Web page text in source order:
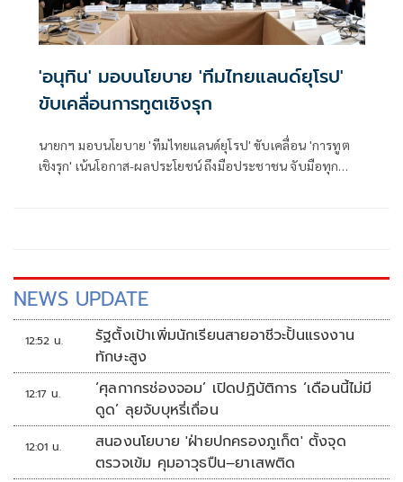
'อนุทิน' มอบนโยบาย 'ทีมไทยแลนด์ยุโรป'
ขับเคลื่อนการทูตเชิงรุก
นายกฯ มอบนโยบาย 'ทีมไทยแลนด์ยุโรป' ขับเคลื่อน 'การทูต
เชิงรุก' เน้นโอกาส-ผลประโยชน์ ถึงมือประชาชน จับมือทุก
NEWS UPDATE
12:52 น.
รัฐตั้งเป้าเพิ่มนักเรียนสายอาชีวะปั้นแรงงาน
ทักษะสูง
12:17 น.
‘ศุลกากรช่องจอม’ เปิดปฏิบัติการ ‘เดือนนี้ไม่มี
ดูด’ ลุยจับบุหรี่เถื่อน
12:01 น.
สนองนโยบาย 'ฝ่ายปกครองภูเก็ต' ตั้งจุด
ตรวจเข้ม คุมอาวุธปืน–ยาเสพติด